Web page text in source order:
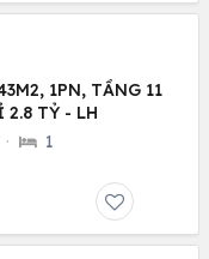
1PN, TẦNG 11
2.8 TỶ - LH
· 1